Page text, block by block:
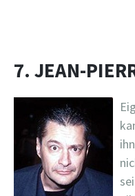
7. JEAN-